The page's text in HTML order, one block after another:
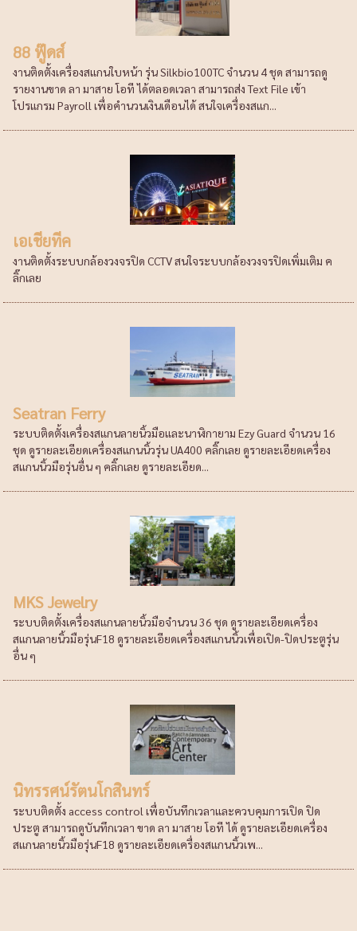
88 ฟู๊ดส์
งานติดตั้งเครื่องสแกนใบหน้า รุ่น Silkbio100TC จำนวน 4 ชุด สามารถดู
รายงานขาด ลา มาสาย โอที ได้ตลอดเวลา สามารถส่ง Text File เข้า
โปรแกรม Payroll เพื่อคำนวนเงินเดือนได้ สนใจเครื่องสแก...
เอเชียทีค
งานติดตั้งระบบกล้องวงจรปิด CCTV สนใจระบบกล้องวงจรปิดเพิ่มเติม ค
ลิ๊กเลย
Seatran Ferry
ระบบติดตั้งเครื่องสแกนลายนิ้วมือและนาฬิกายาม Ezy Guard จำนวน 16
ชุด ดูรายละเอียดเครื่องสแกนนิ้วรุ่น UA400 คลิ๊กเลย ดูรายละเอียดเครื่อง
สแกนนิ้วมือรุ่นอื่น ๆ คลิ๊กเลย ดูรายละเอียด...
MKS Jewelry
ระบบติดตั้งเครื่องสแกนลายนิ้วมือจำนวน 36 ชุด ดูรายละเอียดเครื่อง
สแกนลายนิ้วมือรุ่นF18 ดูรายละเอียดเครื่องสแกนนิ้วเพื่อเปิด-ปิดประตูรุ่น
อื่น ๆ
นิทรรศน์รัตนโกสินทร์
ระบบติดตั้ง access control เพื่อบันทึกเวลาและควบคุมการเปิด ปิด
ประตู สามารถดูบันทึกเวลา ขาด ลา มาสาย โอที ได้ ดูรายละเอียดเครื่อง
สแกนลายนิ้วมือรุ่นF18 ดูรายละเอียดเครื่องสแกนนิ้วเพ...